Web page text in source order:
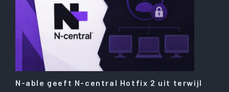
N-able geeft N-central Hotfix 2 uit terwijl